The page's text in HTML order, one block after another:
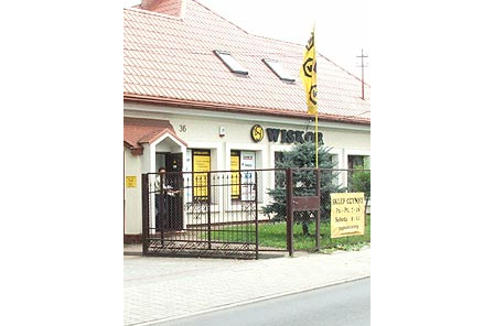
regeneracja podzespołów hydrauliki siłowej
produkcja (sworzni, tulei oraz innych elementów i
konstrukcji )
hartowanie indukcyjne ( sworznie, wałki, tuleje,
koła zębate )
szlifowanie po obróbce cieplnej
wykonywanie tłoczysk wg wzoru lub rysunku
regeneracja gąsienic od spycharek i koparek